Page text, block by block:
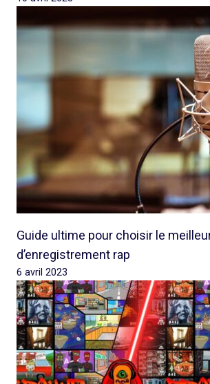
Guide ultime pour choisir le
d’enregistrement rap
6 avril 2023